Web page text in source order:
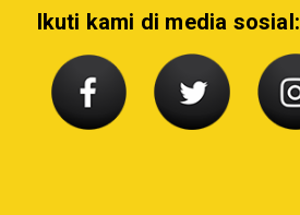
Ikuti kami di media sosial: